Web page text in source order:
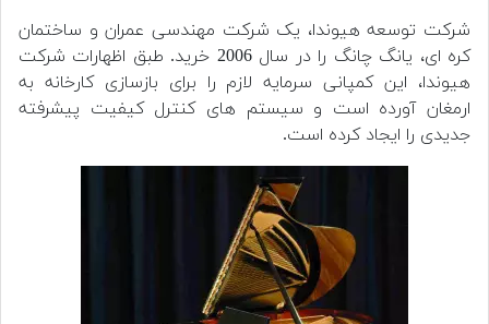
شرکت توسعه هیوندا، یک شرکت مهندسی عمران و ساختمان
کره ای، یانگ چانگ را در سال 2006 خرید. طبق اظهارات شرکت
هیوندا، این کمپانی سرمایه لازم را برای بازسازی کارخانه به
ارمغان آورده است و سیستم های کنترل کیفیت پیشرفته
جدیدی را ایجاد کرده است.